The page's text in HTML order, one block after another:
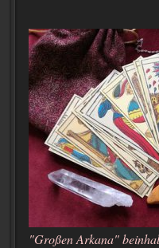
"Großen Arkana"